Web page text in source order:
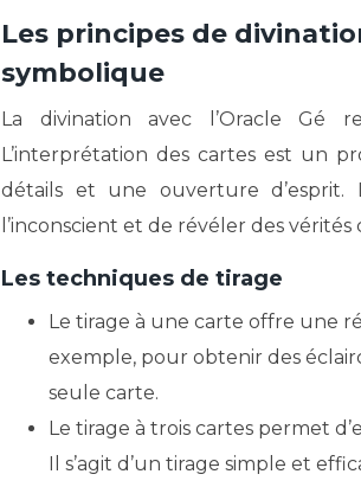
Les principes de
symbolique
La divination avec l’Oracle Gé
L’interprétation des cartes est un
détails et une ouverture d’esprit.
l’inconscient et de révéler des vérités
Les techniques de tirage
Le tirage à une carte offre une
exemple, pour obtenir des
seule carte.
Le tirage à trois cartes permet
Il s’agit d’un tirage simple et